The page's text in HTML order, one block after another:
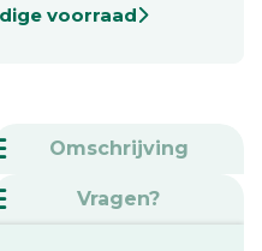
voorraad
Omschrijving
Vragen?